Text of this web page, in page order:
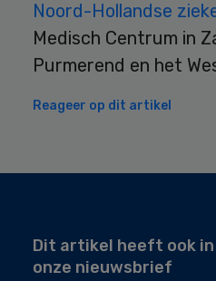
Noord-Hollandse
Medisch Centrum in
Purmerend en het
Reageer op dit artikel
Dit artikel heeft ook in
onze nieuwsbrief